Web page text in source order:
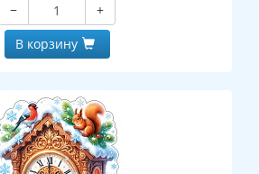
−
+
В корзину